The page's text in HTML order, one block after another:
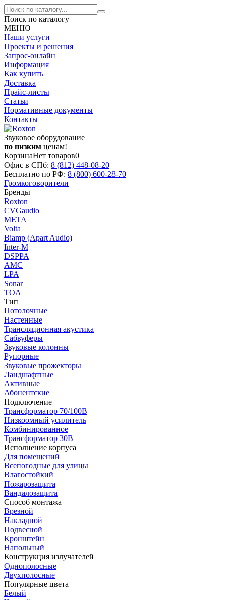
Поиск по каталогу
МЕНЮ
Наши услуги
Проекты и решения
Запрос-онлайн
Информация
Как купить
Доставка
Прайс-листы
Статьи
Нормативные документы
Контакты
Звуковое оборудование
по низким ценам!
КорзинаНет товаров0
Офис в СПб: 8 (812) 448-08-20
Бесплатно по РФ: 8 (800) 600-28-70
Громкоговорители
Бренды
Roxton
CVGaudio
МЕТА
Volta
Biamp (Apart Audio)
Inter-M
DSPPA
AMC
LPA
Sonar
TOA
Тип
Потолочные
Настенные
Трансляционная акустика
Сабвуферы
Звуковые колонны
Рупорные
Звуковые прожекторы
Ландшафтные
Активные
Абонентские
Подключение
Трансформатор 70/100В
Низкоомный усилитель
Комбинированное
Трансформатор 30В
Исполнение корпуса
Для помещений
Всепогодные для улицы
Влагостойкий
Пожарозащита
Вандалозащита
Способ монтажа
Врезной
Накладной
Подвесной
Кронштейн
Напольный
Конструкция излучателей
Однополосные
Двухполосные
Популярные цвета
Белый